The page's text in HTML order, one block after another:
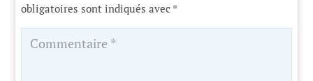
obligatoires sont indiqués avec *